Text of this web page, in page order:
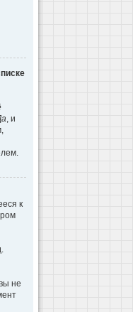
, и
к
не